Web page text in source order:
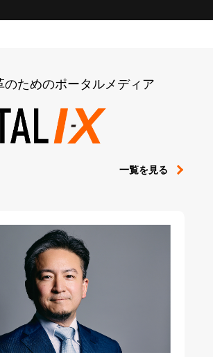
のためのポータルメディア
一覧を見る